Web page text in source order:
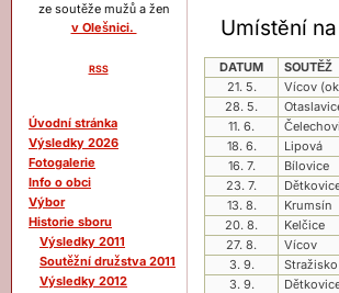
ze soutěže mužů a žen
v Olešnici.
RSS
Úvodní stránka
Výsledky 2026
Fotogalerie
Info o obci
Výbor
Historie sboru
Výsledky 2011
Soutěžní družstva 2011
Výsledky 2012
Umístění
DATUM SOUTĚŽ
21. 5.
Vícov
28. 5.
11. 6.
18. 6.
Lipová
16. 7.
Bílovice
23. 7.
13. 8.
Krumsín
20. 8.
Kelčice
27. 8.
Vícov
3. 9.
Stražisko
3. 9.